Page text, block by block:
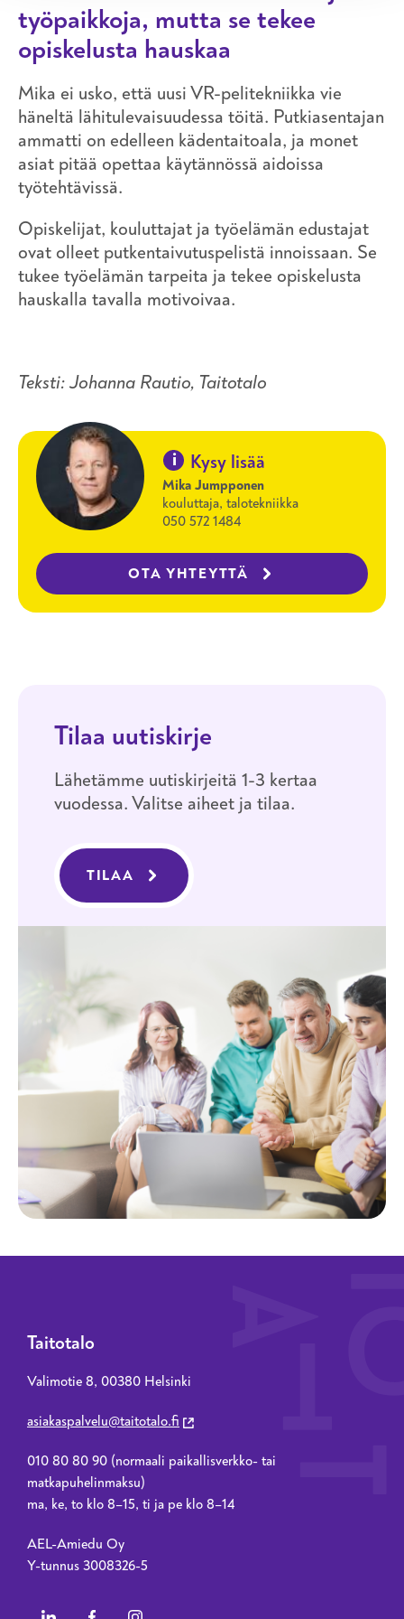
työpaikkoja, mutta se tekee
opiskelusta hauskaa
Mika ei usko, että uusi VR-pelitekniikka vie
häneltä lähitulevaisuudessa töitä. Putkiasentajan
ammatti on edelleen kädentaitoala, ja monet
asiat pitää opettaa käytännössä aidoissa
työtehtävissä.
Opiskelijat, kouluttajat ja työelämän edustajat
ovat olleet putkentaivutuspelistä innoissaan. Se
tukee työelämän tarpeita ja tekee opiskelusta
hauskalla tavalla motivoivaa.
Teksti: Johanna Rautio, Taitotalo
i Kysy lisää
Mika Jumpponen
kouluttaja, talotekniikka
050 572 1484
OTA YHTEYTTÄ
Tilaa uutiskirje
Lähetämme uutiskirjeitä 1-3 kertaa
vuodessa. Valitse aiheet ja tilaa.
TILAA
Taitotalo
Valimotie 8, 00380 Helsinki
asiakaspalvelu@taitotalo.fi
010 80 80 90 (normaali paikallisverkko- tai
matkapuhelinmaksu)
ma, ke, to klo 8–15, ti ja pe klo 8–14
AEL-Amiedu Oy
Y-tunnus 3008326-5